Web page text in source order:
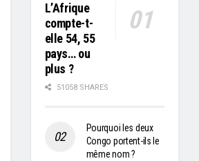
L’Afrique
compte-t-
elle 54, 55
pays… ou
plus ?
51058 SHARES
Pourquoi les deux
Congo portent-ils le
même nom ?